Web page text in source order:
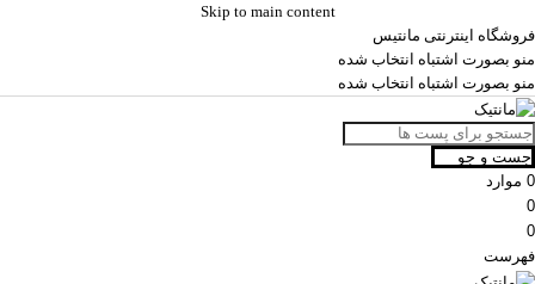
Skip to main content
فروشگاه اینترنتی مانتیس
منو بصورت اشتباه انتخاب شده
منو بصورت اشتباه انتخاب شده
جست و جو
0 موارد
0
0
فهرست